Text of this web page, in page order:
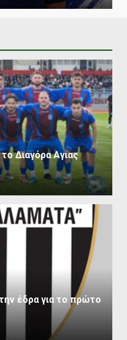
Διαγόρα Αγιας
έδρα για το πρώτο